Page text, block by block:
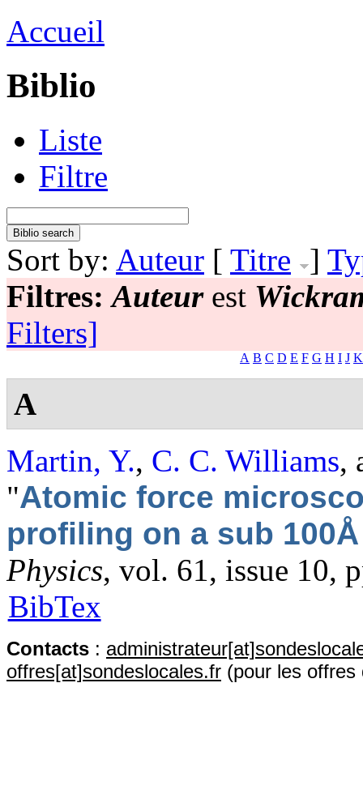
Accueil
Biblio
Liste
Filtre
Sort by: Auteur [ Titre ]
Filtres: Auteurest
Filters]
A B C D E F G H I J K
A
Martin, Y., C. C. Williams,
"Atomic force
profiling on a sub
Physics, vol. 61, issue 10,
BibTex
Contacts :
offres[at]sondeslocales.fr (pour les offres